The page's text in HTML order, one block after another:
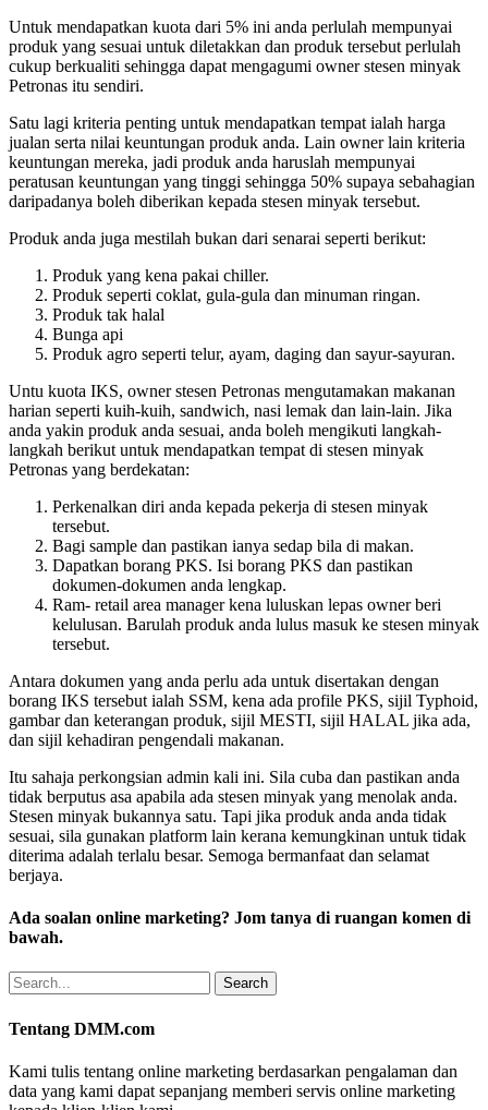
Untuk mendapatkan kuota dari 5% ini anda perlulah mempunyai
produk yang sesuai untuk diletakkan dan produk tersebut perlulah
cukup berkualiti sehingga dapat mengagumi owner stesen minyak
Petronas itu sendiri.
Satu lagi kriteria penting untuk mendapatkan tempat ialah harga
jualan serta nilai keuntungan produk anda. Lain owner lain kriteria
keuntungan mereka, jadi produk anda haruslah mempunyai
peratusan keuntungan yang tinggi sehingga 50% supaya sebahagian
daripadanya boleh diberikan kepada stesen minyak tersebut.
Produk anda juga mestilah bukan dari senarai seperti berikut:
Produk yang kena pakai chiller.
Produk seperti coklat, gula-gula dan minuman ringan.
Produk tak halal
Bunga api
Produk agro seperti telur, ayam, daging dan sayur-sayuran.
Untu kuota IKS, owner stesen Petronas mengutamakan makanan
harian seperti kuih-kuih, sandwich, nasi lemak dan lain-lain. Jika
anda yakin produk anda sesuai, anda boleh mengikuti langkah-
langkah berikut untuk mendapatkan tempat di stesen minyak
Petronas yang berdekatan:
Perkenalkan diri anda kepada pekerja di stesen minyak
tersebut.
Bagi sample dan pastikan ianya sedap bila di makan.
Dapatkan borang PKS. Isi borang PKS dan pastikan
dokumen-dokumen anda lengkap.
Ram- retail area manager kena luluskan lepas owner beri
kelulusan. Barulah produk anda lulus masuk ke stesen minyak
tersebut.
Antara dokumen yang anda perlu ada untuk disertakan dengan
borang IKS tersebut ialah SSM, kena ada profile PKS, sijil Typhoid,
gambar dan keterangan produk, sijil MESTI, sijil HALAL jika ada,
dan sijil kehadiran pengendali makanan.
Itu sahaja perkongsian admin kali ini. Sila cuba dan pastikan anda
tidak berputus asa apabila ada stesen minyak yang menolak anda.
Stesen minyak bukannya satu. Tapi jika produk anda anda tidak
sesuai, sila gunakan platform lain kerana kemungkinan untuk tidak
diterima adalah terlalu besar. Semoga bermanfaat dan selamat
berjaya.
Ada soalan online marketing? Jom tanya di ruangan komen di
bawah.
Search
Tentang DMM.com
Kami tulis tentang online marketing berdasarkan pengalaman dan
data yang kami dapat sepanjang memberi servis online marketing